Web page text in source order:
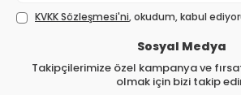
KVKK Sözleşmesi'ni, okudum, kabul
Sosyal Medya
Takipçilerimize özel kampanya ve
olmak için bizi takip